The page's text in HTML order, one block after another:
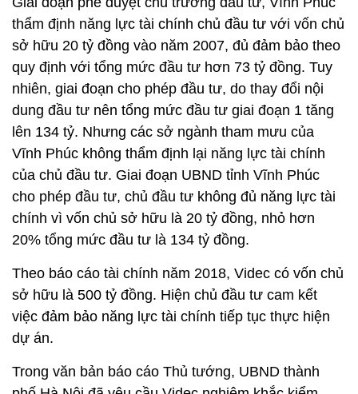
thẩm định năng lực tài chính chủ đầu tư với vốn chủ
sở hữu 20 tỷ đồng vào năm 2007, đủ đảm bảo theo
quy định với tổng mức đầu tư hơn 73 tỷ đồng. Tuy
nhiên, giai đoạn cho phép đầu tư, do thay đổi nội
dung đầu tư nên tổng mức đầu tư giai đoạn 1 tăng
lên 134 tỷ. Nhưng các sở ngành tham mưu của
Vĩnh Phúc không thẩm định lại năng lực tài chính
của chủ đầu tư. Giai đoạn UBND tỉnh Vĩnh Phúc
cho phép đầu tư, chủ đầu tư không đủ năng lực tài
chính vì vốn chủ sở hữu là 20 tỷ đồng, nhỏ hơn
20% tổng mức đầu tư là 134 tỷ đồng.
Theo báo cáo tài chính năm 2018, Videc có vốn chủ
sở hữu là 500 tỷ đồng. Hiện chủ đầu tư cam kết
việc đảm bảo năng lực tài chính tiếp tục thực hiện
dự án.
Trong văn bản báo cáo Thủ tướng, UBND thành